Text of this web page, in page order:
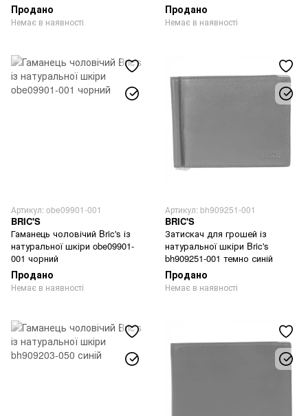
Продано
Немає в наявності
Продано
Немає в наявності
Артикул: obe09901-001
BRIC'S
Гаманець чоловічий Bric's із
натуральної шкіри obe09901-
001 чорний
Продано
Немає в наявності
Артикул: bh909251-001
BRIC'S
Затискач для грошей із
натуральної шкіри Bric's
bh909251-001 темно синій
Продано
Немає в наявності